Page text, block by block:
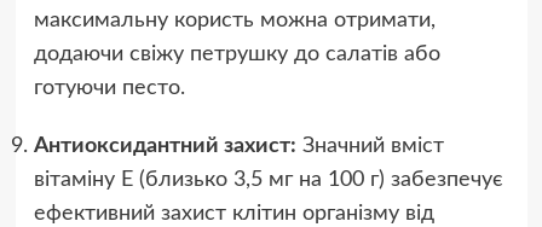
максимальну користь можна отримати,
додаючи свіжу петрушку до салатів або
готуючи песто.
Антиоксидантний захист: Значний вміст
вітаміну Е (близько 3,5 мг на 100 г) забезпечує
ефективний захист клітин організму від